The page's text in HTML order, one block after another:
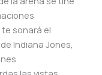
sonará el
Indiana Jones,